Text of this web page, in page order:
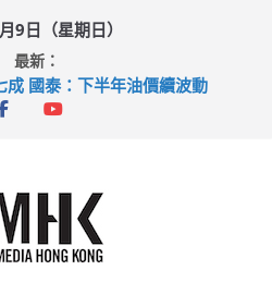
9日（星期日）
最新：
成 國泰：下半年油價續波動
維拉 啟德主場館奪錦標